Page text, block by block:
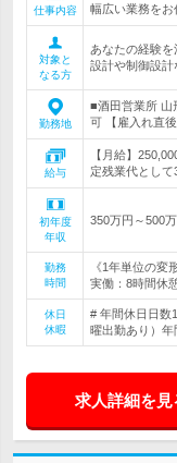
仕事内容
幅広い業務をお
対象と
なる方
あなたの経験
設計や制御設
勤務地
■酒田営業所
可 【雇入れ直
給与
【月給】
定残業代として
初年度
年収
350万円～500
勤務
時間
《1年単位の変
実働：8時間休
休日
休暇
# 年間休日日数
曜出勤あり）年
求人詳細を見